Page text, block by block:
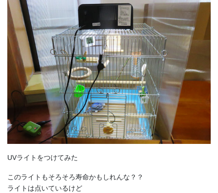
UVライトをつけてみた
このライトもそろそろ寿命かもしれんな？？
ライトは点いているけど